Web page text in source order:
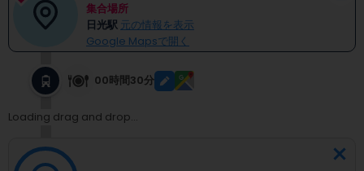
集合場所
日光駅 元の情報を表示
Google Mapsで開く
00時間30分
Loading drag and drop...